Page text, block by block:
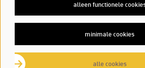
MELD JE AAN VOOR DE
alleen functionele
minimale cookies
alle cookies